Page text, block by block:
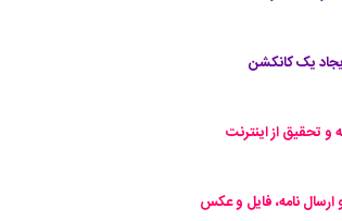
یک کانکشن
تحقیق از اینترنت